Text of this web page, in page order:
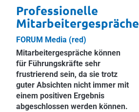
Professionelle
Mitarbeitergespräche
FORUM Media (red)
Mitarbeitergespräche können
für Führungskräfte sehr
frustrierend sein, da sie trotz
guter Absichten nicht immer mit
einem positiven Ergebnis
abgeschlossen werden können.